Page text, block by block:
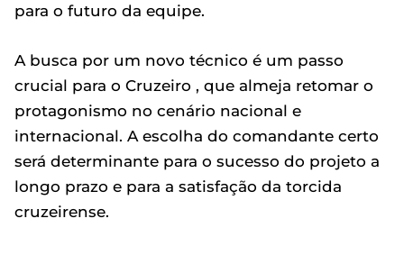
para o futuro da equipe.
A busca por um novo técnico é um passo
crucial para o Cruzeiro , que almeja retomar o
protagonismo no cenário nacional e
internacional. A escolha do comandante certo
será determinante para o sucesso do projeto a
longo prazo e para a satisfação da torcida
cruzeirense.